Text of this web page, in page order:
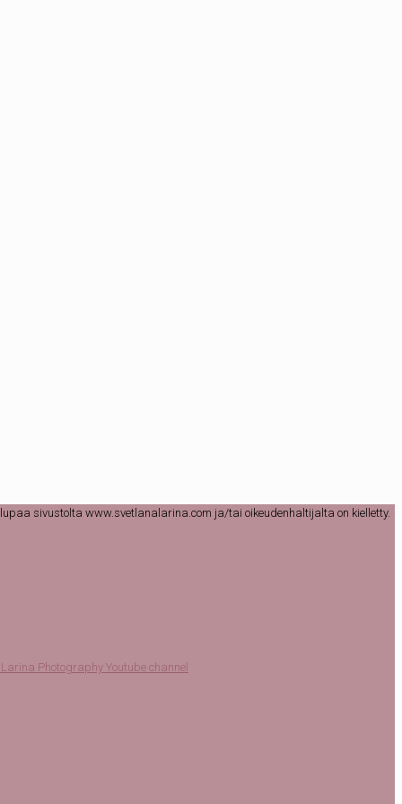
sivustolta www.svetlanalarina.com ja/tai oikeudenhaltijalta on kielletty.